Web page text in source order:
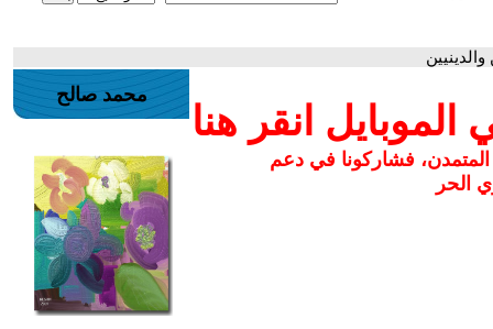
انقر هنا
المتمدن، فشاركونا في دعم
الحر
محمد صالح